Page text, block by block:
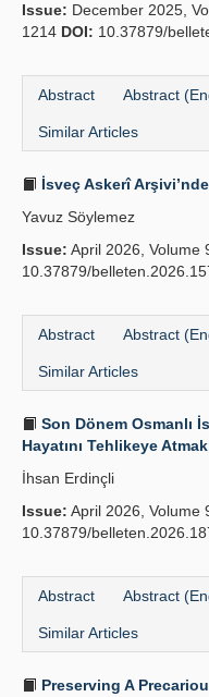
Issue: December 2025,
1214 DOI: 10.37879/
Abstract Abstract
Similar Articles
İsveç Askerî
Yavuz Söylemez
Issue: April 2026, Volume
10.37879/
Abstract Abstract
Similar Articles
Son Dönem Osmanlı
Hayatını Tehlikeye
İhsan Erdinçli
Issue: April 2026, Volume
10.37879/
Abstract Abstract
Similar Articles
Preserving A